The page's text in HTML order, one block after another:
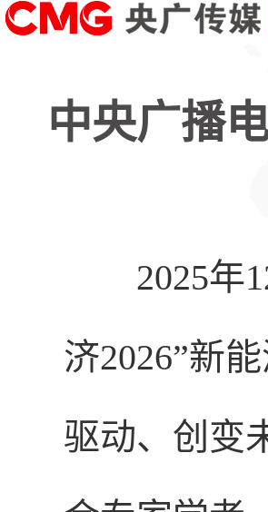
中央广播
2025年
济2026”新
驱动、创变